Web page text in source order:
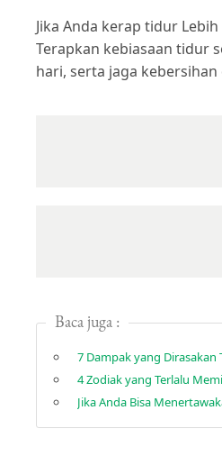
Jika Anda kerap tidur
Terapkan kebiasaan tidur
hari, serta jaga
Baca juga :
7 Dampak yang Dirasakan
Jika Anda Bisa